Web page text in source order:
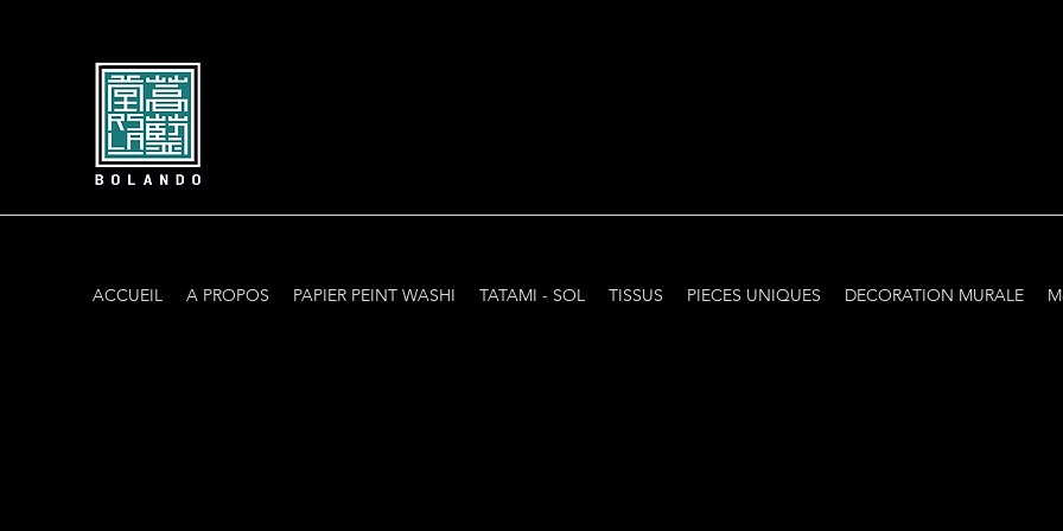
ACCUEIL A PROPOS PAPIER PEINT WASHI TATAMI - SOL TISSUS PIECES UNIQUES DECORATION MURALE